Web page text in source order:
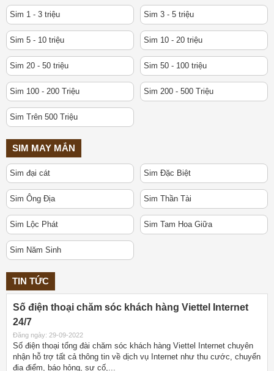
Sim 1 - 3 triệu Sim 3 - 5 triệu
Sim 5 - 10 triệu Sim 10 - 20 triệu
Sim 20 - 50 triệu Sim 50 - 100 triệu
Sim 100 - 200 Triệu Sim 200 - 500 Triệu
Sim Trên 500 Triệu
SIM MAY MẮN
Sim đại cát Sim Đặc Biệt
Sim Ông Địa Sim Thần Tài
Sim Lộc Phát Sim Tam Hoa Giữa
Sim Năm Sinh
TIN TỨC
Số điện thoại chăm sóc khách hàng Viettel Internet
24/7
Đăng ngày: 29-09-2022
Số điện thoại tổng đài chăm sóc khách hàng Viettel Internet chuyên
nhận hỗ trợ tất cả thông tin về dịch vụ Internet như thu cước, chuyển
địa điểm, báo hỏng, sự cố,...